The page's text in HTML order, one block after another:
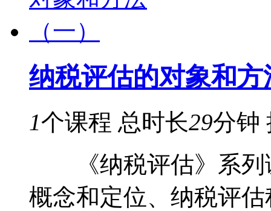
纳税评估的对象和方
1个课程 总时长29分钟
《纳税评估》系列
概念和定位、纳税评